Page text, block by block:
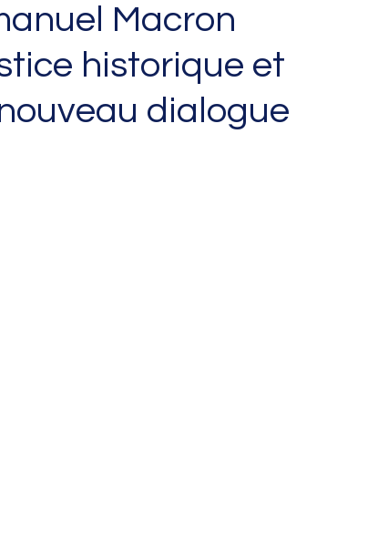
Macron
historique et
dialogue